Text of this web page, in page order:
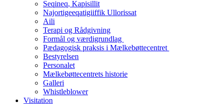
Seqineq, Kapisillit
Najortigeeqatigiiffik Ullorissat
Aili
Terapi og Rådgivning
Formål og værdigrundlag
Pædagogisk praksis i Mælkebøttecentret
Bestyrelsen
Personalet
Mælkebøttecentrets historie
Galleri
Whistleblower
Visitation